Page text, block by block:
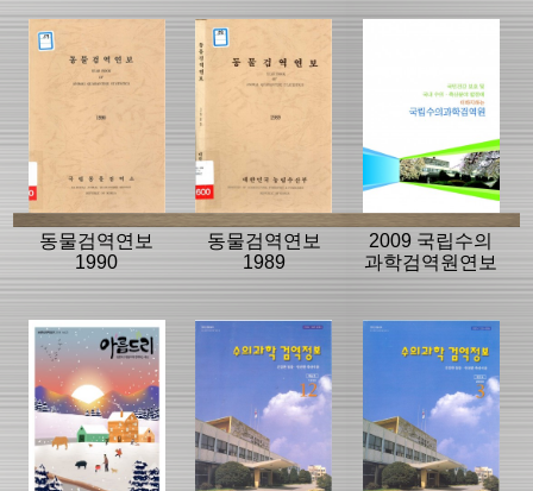
동물검역연보
1990
동물검역연보
1989
2009 국립수의
과학검역원연보